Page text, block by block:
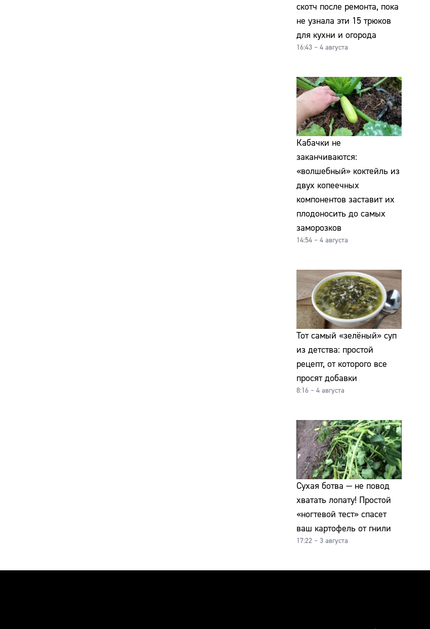
скотч после ремонта, пока
не узнала эти 15 трюков
для кухни и огорода
16:43 – 4 августа
Кабачки не
заканчиваются:
«волшебный» коктейль из
двух копеечных
компонентов заставит их
плодоносить до самых
заморозков
14:54 – 4 августа
Тот самый «зелёный» суп
из детства: простой
рецепт, от которого все
просят добавки
8:16 – 4 августа
Сухая ботва — не повод
хватать лопату! Простой
«ногтевой тест» спасет
ваш картофель от гнили
17:22 – 3 августа